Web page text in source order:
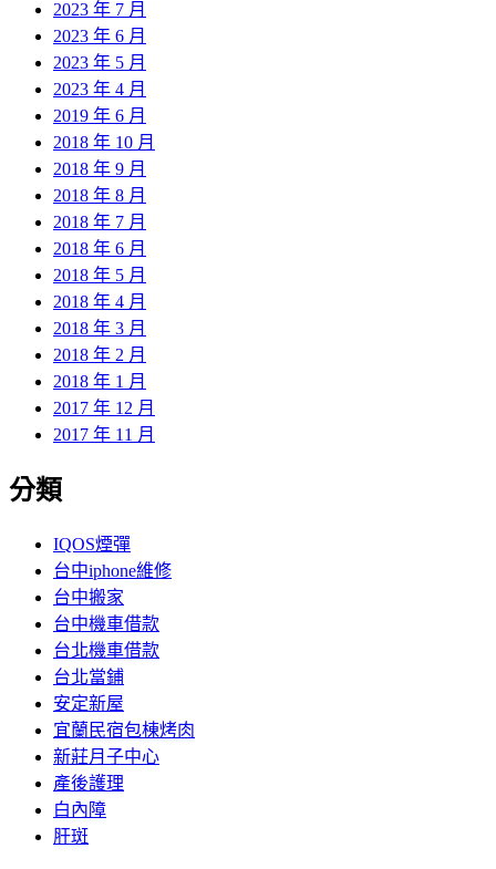
2023 年 7 月
2023 年 6 月
2023 年 5 月
2023 年 4 月
2019 年 6 月
2018 年 10 月
2018 年 9 月
2018 年 8 月
2018 年 7 月
2018 年 6 月
2018 年 5 月
2018 年 4 月
2018 年 3 月
2018 年 2 月
2018 年 1 月
2017 年 12 月
2017 年 11 月
分類
IQOS煙彈
台中iphone維修
台中搬家
台中機車借款
台北機車借款
台北當鋪
安定新屋
宜蘭民宿包棟烤肉
新莊月子中心
產後護理
白內障
肝斑